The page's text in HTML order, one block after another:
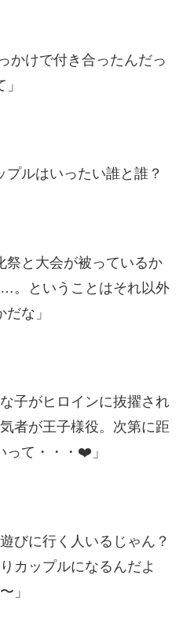
かけで付き合ったんだっ
」
ルはいったい誰と誰？
祭と大会が被っているか
。ということはそれ以外
な」
子がヒロインに抜擢され
者が王子様役。次第に距
って・・・❤️」
びに行く人いるじゃん？
カップルになるんだよ
」